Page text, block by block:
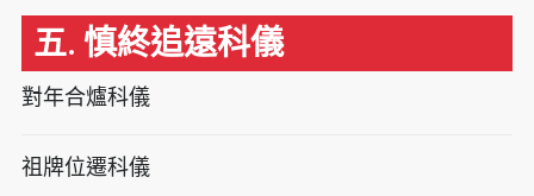
五. 慎終追遠科儀
對年合爐科儀
祖牌位遷科儀